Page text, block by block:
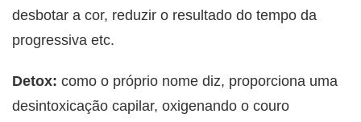
desbotar a cor, reduzir o resultado do tempo da
progressiva etc.
Detox: como o próprio nome diz, proporciona uma
desintoxicação capilar, oxigenando o couro